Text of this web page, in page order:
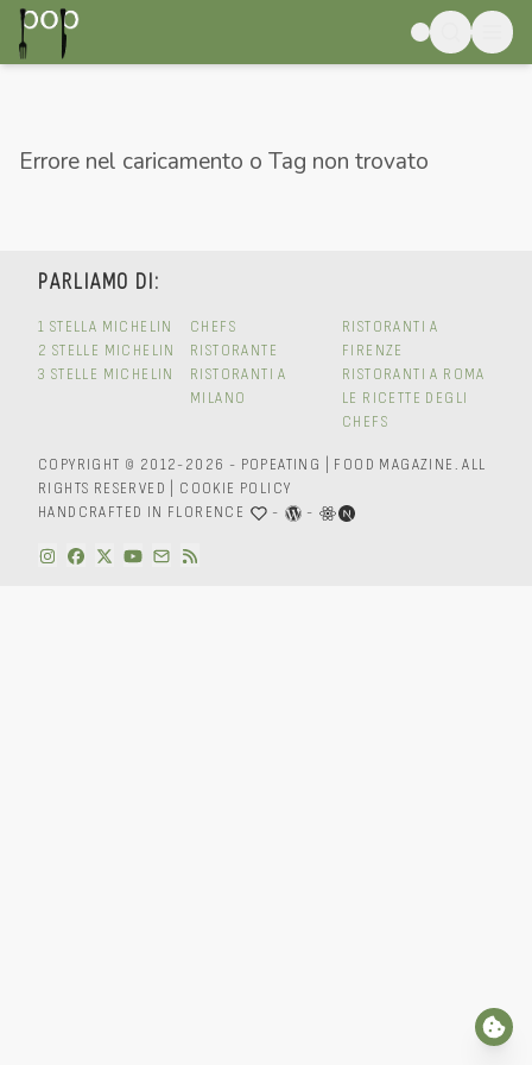
Errore nel caricamento o Tag non trovato
PARLIAMO DI:
1 STELLA MICHELIN
2 STELLE MICHELIN
3 STELLE MICHELIN
CHEFS
RISTORANTE
RISTORANTI A
MILANO
RISTORANTI A
FIRENZE
RISTORANTI A ROMA
LE RICETTE DEGLI
CHEFS
COPYRIGHT © 2012-2026 - POPEATING | FOOD MAGAZINE.ALL
RIGHTS RESERVED
COOKIE POLICY
HANDCRAFTED IN FLORENCE
- -